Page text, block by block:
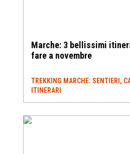
Marche: 3 bellissimi
fare a novembre
TREKKING MARCHE: SENTIERI,
ITINERARI